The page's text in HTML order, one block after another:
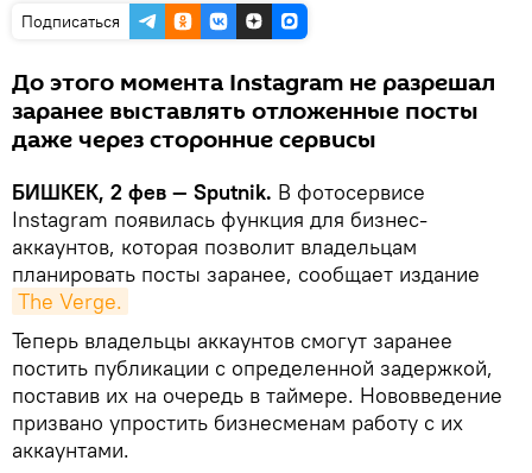
Подписаться
До этого момента Instagram не разрешал
заранее выставлять отложенные посты
даже через сторонние сервисы
БИШКЕК, 2 фев — Sputnik. В фотосервисе
Instagram появилась функция для бизнес-
аккаунтов, которая позволит владельцам
планировать посты заранее, сообщает издание
The Verge.
Теперь владельцы аккаунтов смогут заранее
постить публикации с определенной задержкой,
поставив их на очередь в таймере. Нововведение
призвано упростить бизнесменам работу с их
аккаунтами.